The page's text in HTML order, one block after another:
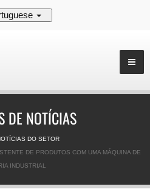
DE NOTÍCIAS
DO SETOR
DE PRODUTOS COM UMA MÁQUINA DE
INDUSTRIAL